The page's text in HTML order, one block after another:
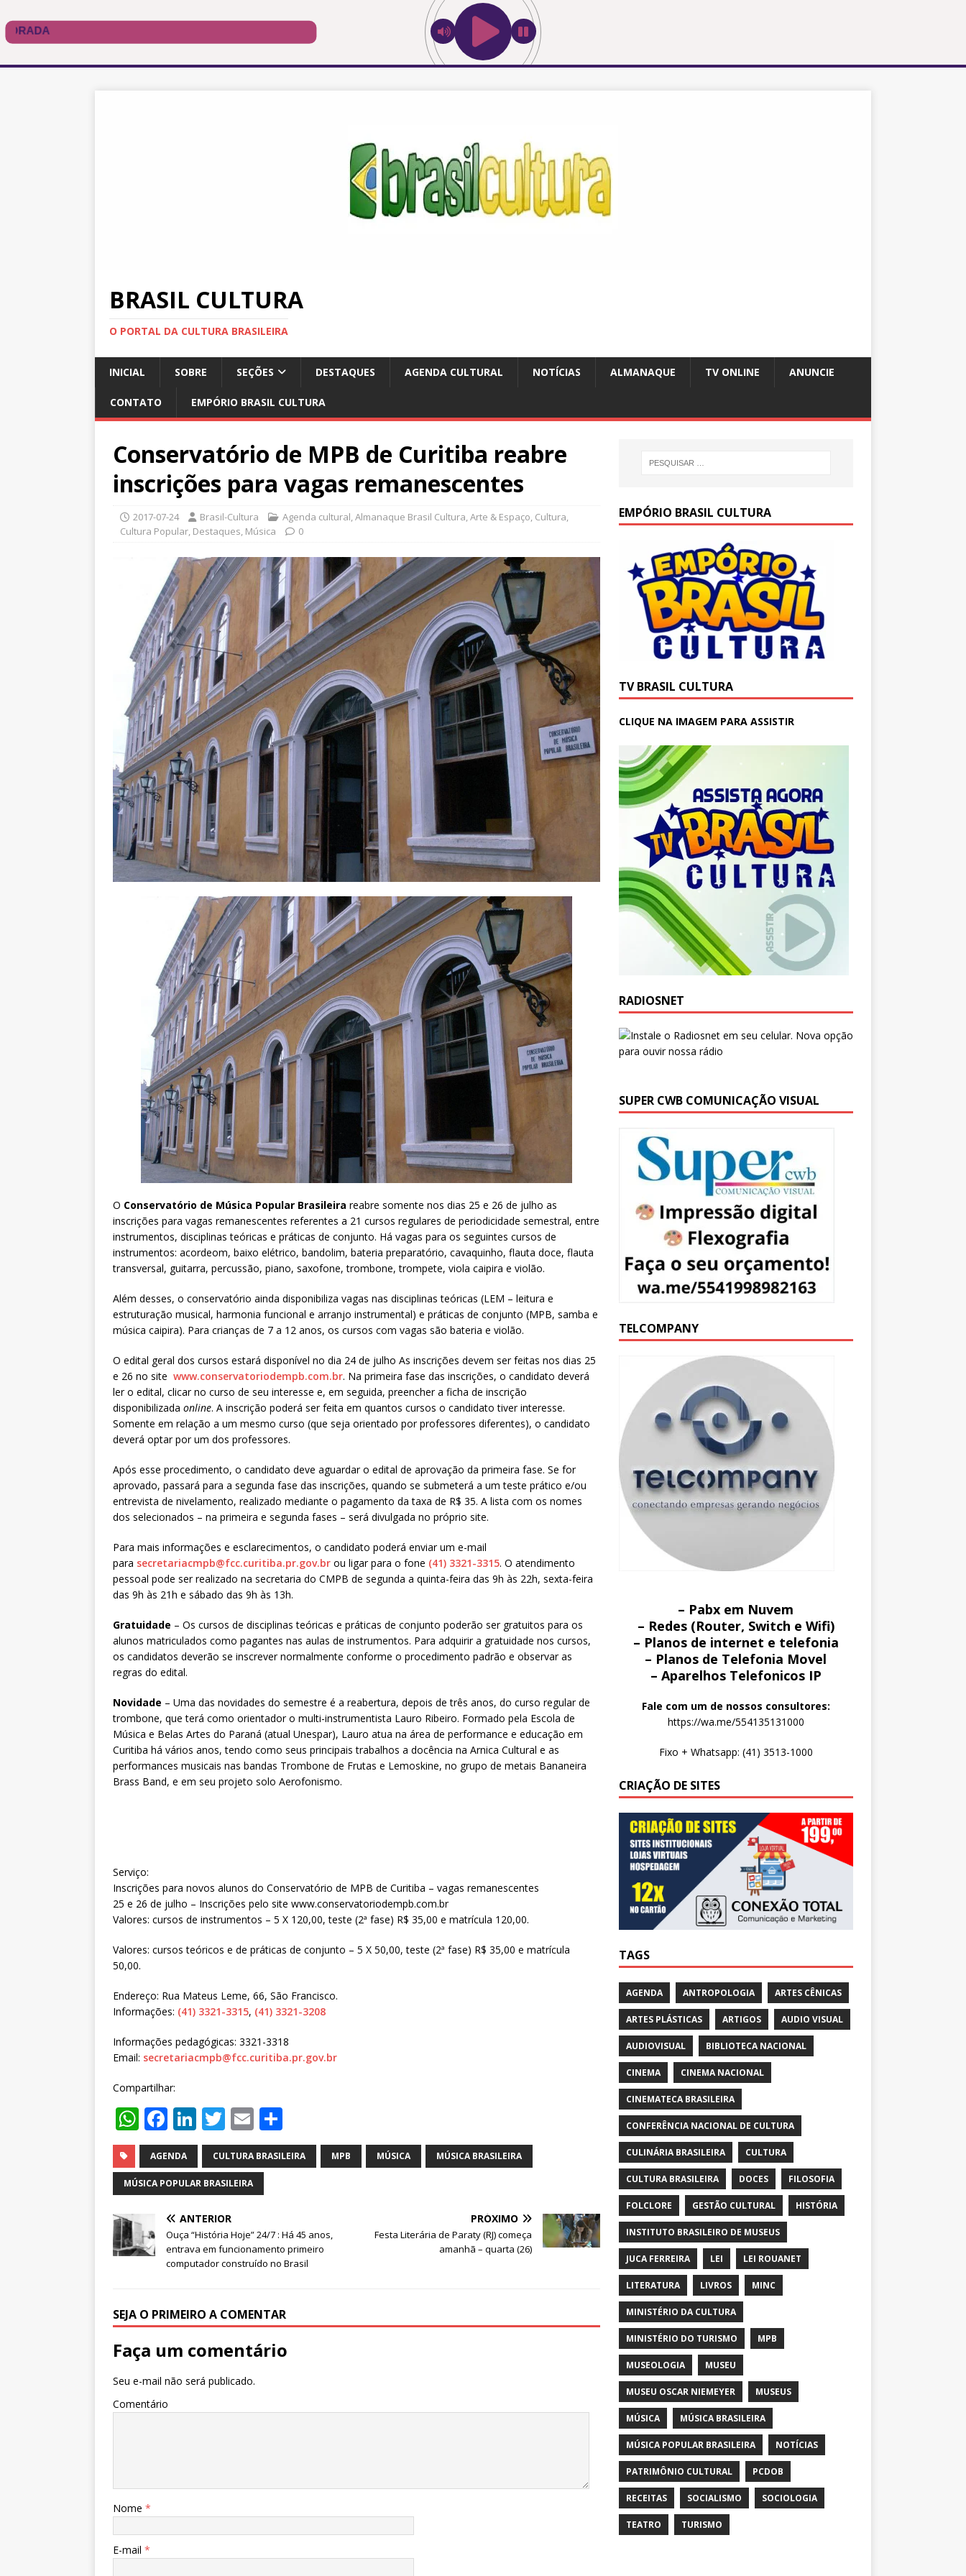
BRASIL CULTURA
O PORTAL DA CULTURA BRASILEIRA
INICIAL SOBRE SEÇÕES DESTAQUES AGENDA CULTURAL NOTÍCIAS ALMANAQUE TV ONLINE ANUNCIE
CONTATO EMPÓRIO BRASIL CULTURA
Conservatório de MPB de Curitiba reabre
inscrições para vagas remanescentes
2017-07-24 Brasil-Cultura Agenda cultural,Almanaque Brasil Cultura,Arte & Espaço, Cultura,
Cultura Popular, Destaques, Música 0
O Conservatório de Música Popular Brasileira reabre somente nos dias 25 e 26 de julho as
inscrições para vagas remanescentes referentes a 21 cursos regulares de periodicidade semestral, entre
instrumentos, disciplinas teóricas e práticas de conjunto. Há vagas para os seguintes cursos de
instrumentos: acordeom, baixo elétrico, bandolim, bateria preparatório, cavaquinho, flauta doce, flauta
transversal, guitarra, percussão, piano, saxofone, trombone, trompete, viola caipira e violão.
Além desses, o conservatório ainda disponibiliza vagas nas disciplinas teóricas (LEM – leitura e
estruturação musical, harmonia funcional e arranjo instrumental) e práticas de conjunto (MPB, samba e
música caipira). Para crianças de 7 a 12 anos, os cursos com vagas são bateria e violão.
O edital geral dos cursos estará disponível no dia 24 de julho As inscrições devem ser feitas nos dias 25
e 26 no site www.conservatoriodempb.com.br. Na primeira fase das inscrições, o candidato deverá
ler o edital, clicar no curso de seu interesse e, em seguida, preencher a ficha de inscrição
disponibilizada online. A inscrição poderá ser feita em quantos cursos o candidato tiver interesse.
Somente em relação a um mesmo curso (que seja orientado por professores diferentes), o candidato
deverá optar por um dos professores.
Após esse procedimento, o candidato deve aguardar o edital de aprovação da primeira fase. Se for
aprovado, passará para a segunda fase das inscrições, quando se submeterá a um teste prático e/ou
entrevista de nivelamento, realizado mediante o pagamento da taxa de R$ 35. A lista com os nomes
dos selecionados – na primeira e segunda fases – será divulgada no próprio site.
Para mais informações e esclarecimentos, o candidato poderá enviar um e-mail
para secretariacmpb@fcc.curitiba.pr.gov.br ou ligar para o fone (41) 3321-3315. O atendimento
pessoal pode ser realizado na secretaria do CMPB de segunda a quinta-feira das 9h às 22h, sexta-feira
das 9h às 21h e sábado das 9h às 13h.
Gratuidade – Os cursos de disciplinas teóricas e práticas de conjunto poderão ser gratuitos para os
alunos matriculados como pagantes nas aulas de instrumentos. Para adquirir a gratuidade nos cursos,
os candidatos deverão se inscrever normalmente conforme o procedimento padrão e observar as
regras do edital.
Novidade – Uma das novidades do semestre é a reabertura, depois de três anos, do curso regular de
trombone, que terá como orientador o multi-instrumentista Lauro Ribeiro. Formado pela Escola de
Música e Belas Artes do Paraná (atual Unespar), Lauro atua na área de performance e educação em
Curitiba há vários anos, tendo como seus principais trabalhos a docência na Arnica Cultural e as
performances musicais nas bandas Trombone de Frutas e Lemoskine, no grupo de metais Bananeira
Brass Band, e em seu projeto solo Aerofonismo.
Serviço:
Inscrições para novos alunos do Conservatório de MPB de Curitiba – vagas remanescentes
25 e 26 de julho – Inscrições pelo site www.conservatoriodempb.com.br
Valores: cursos de instrumentos – 5 X 120,00, teste (2ª fase) R$ 35,00 e matrícula 120,00.
Valores: cursos teóricos e de práticas de conjunto – 5 X 50,00, teste (2ª fase) R$ 35,00 e matrícula
50,00.
Endereço: Rua Mateus Leme, 66, São Francisco.
Informações: (41) 3321-3315, (41) 3321-3208
Informações pedagógicas: 3321-3318
Email: secretariacmpb@fcc.curitiba.pr.gov.br
Compartilhar:
W
h
at
s
p
p
F
a
c
e
b
o
o
Li
n
k
e
dI
n
T
w
it
te
r
E
m
ai
l
h
ar
AGENDA CULTURA BRASILEIRA MPB MÚSICA MÚSICA BRASILEIRA
MÚSICA POPULAR BRASILEIRA
ANTERIOR
Ouça “História Hoje” 24/7 : Há 45 anos,
entrava em funcionamento primeiro
computador construído no Brasil
PRÓXIMO
Festa Literária de Paraty (RJ) começa
amanhã – quarta (26)
SEJA O PRIMEIRO A COMENTAR
Faça um comentário
Seu e-mail não será publicado.
Comentário
Nome *
E-mail *
EMPÓRIO BRASIL CULTURA
TV BRASIL CULTURA
CLIQUE NA IMAGEM PARA ASSISTIR
RADIOSNET
SUPER CWB COMUNICAÇÃO VISUAL
TELCOMPANY
– Pabx em Nuvem
– Redes (Router, Switch e Wifi)
– Planos de internet e telefonia
– Planos de Telefonia Movel
– Aparelhos Telefonicos IP
Fale com um de nossos consultores:
https://wa.me/554135131000
Fixo + Whatsapp: (41) 3513-1000
CRIAÇÃO DE SITES
TAGS
AGENDA ANTROPOLOGIA ARTES CÊNICAS
ARTES PLÁSTICAS ARTIGOS AUDIO VISUAL
AUDIOVISUAL BIBLIOTECA NACIONAL
CINEMA CINEMA NACIONAL
CINEMATECA BRASILEIRA
CONFERÊNCIA NACIONAL DE CULTURA
CULINÁRIA BRASILEIRA CULTURA
CULTURA BRASILEIRA DOCES FILOSOFIA
FOLCLORE GESTÃO CULTURAL HISTÓRIA
INSTITUTO BRASILEIRO DE MUSEUS
JUCA FERREIRA LEI LEI ROUANET
LITERATURA LIVROS MINC
MINISTÉRIO DA CULTURA
MINISTÉRIO DO TURISMO MPB
MUSEOLOGIA MUSEU
MUSEU OSCAR NIEMEYER MUSEUS
MÚSICA MÚSICA BRASILEIRA
MÚSICA POPULAR BRASILEIRA NOTÍCIAS
PATRIMÔNIO CULTURAL PCDOB
RECEITAS SOCIALISMO SOCIOLOGIA
TEATRO TURISMO